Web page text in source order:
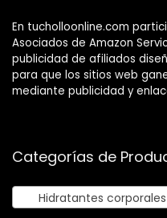
En tucholloonline.com
Asociados de Amazon
publicidad de afiliados
para que los sitios web
mediante publicidad y
Categorías de
Hidratantes corporales